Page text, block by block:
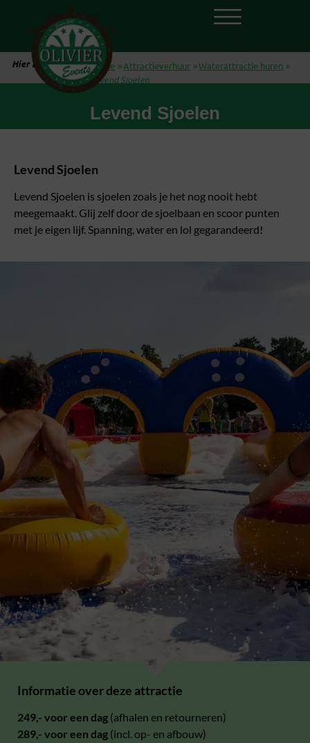
Hier ben je: Home »Attractieverhuur »Waterattractie huren »
Levend Sjoelen
Levend Sjoelen
Levend Sjoelen
Levend Sjoelen is sjoelen zoals je het nog nooit hebt
meegemaakt. Glij zelf door de sjoelbaan en scoor punten
met je eigen lijf. Spanning, water en lol gegarandeerd!
Informatie over deze attractie
249,- voor een dag (afhalen en retourneren)
289,- voor een dag (incl. op- en afbouw)